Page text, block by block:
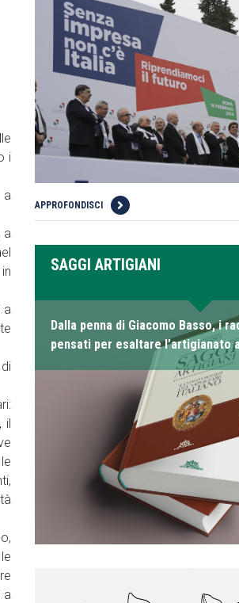
i
a
a
a
il
a
APPROFONDISCI
SAGGI ARTIGIANI
Dalla penna di Giacomo Basso, i
pensati per esaltare l’artigianato